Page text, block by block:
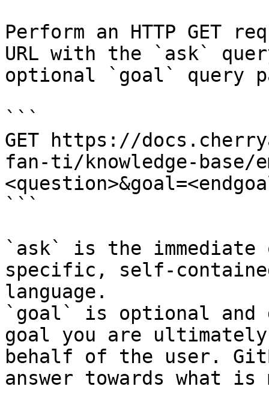
Perform an HTTP GET
URL with the `ask`
optional `goal` query
```
GET https://
fan-ti/knowledge-base/
```
`ask` is the
specific, self-
language.
`goal` is optional and
goal you are
behalf of the user.
answer towards what